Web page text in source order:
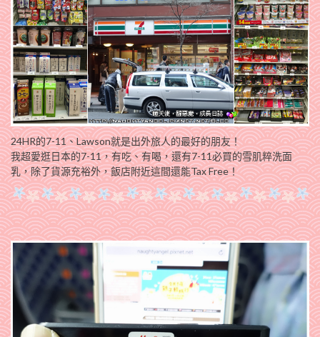
24HR的7-11、Lawson就是出外旅人的最好的朋友！
我超愛逛日本的7-11，有吃、有喝，還有7-11必買的雪肌粹洗面
乳，除了貨源充裕外，飯店附近這間還能Tax Free！